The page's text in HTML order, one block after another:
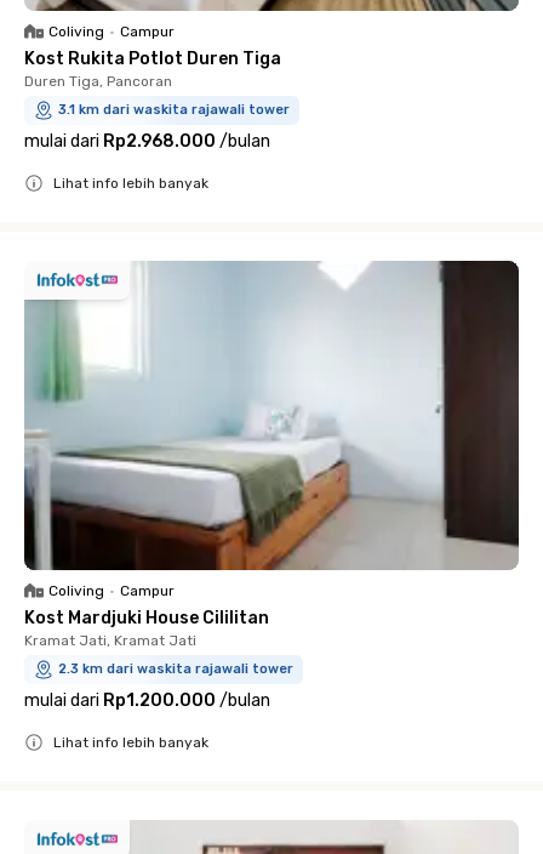
Coliving • Campur
Kost Rukita Potlot Duren Tiga
Duren Tiga, Pancoran
3.1 km dari waskita rajawali tower
mulai dari Rp2.968.000 /bulan
Lihat info lebih banyak
Coliving • Campur
Kost Mardjuki House Cililitan
Kramat Jati, Kramat Jati
2.3 km dari waskita rajawali tower
mulai dari Rp1.200.000 /bulan
Lihat info lebih banyak